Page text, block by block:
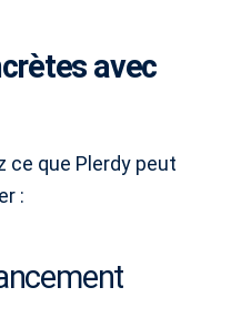
avec
ce que Plerdy peut
: